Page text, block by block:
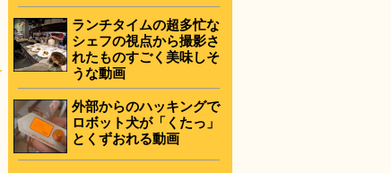
ランチタイムの超多忙な
シェフの視点から撮影さ
れたものすごく美味しそ
うな動画
外部からのハッキングで
ロボット犬が「くたっ」
とくずおれる動画